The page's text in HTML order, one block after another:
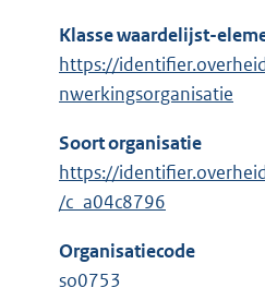
Klasse waardelijst-
https://
nwerkingsorganisatie
Soort organisatie
https://
/c_a04c8796
Organisatiecode
so0753